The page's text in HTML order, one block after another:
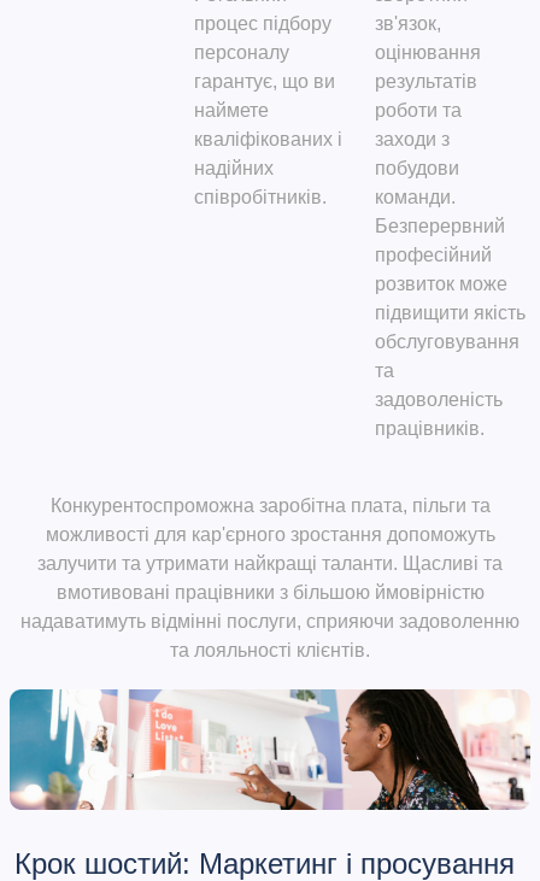
процес підбору
персоналу
гарантує, що ви
наймете
кваліфікованих і
надійних
співробітників.
зв'язок,
оцінювання
результатів
роботи та
заходи з
побудови
команди.
Безперервний
професійний
розвиток може
підвищити якість
обслуговування
та
задоволеність
працівників.
Конкурентоспроможна заробітна плата, пільги та
можливості для кар'єрного зростання допоможуть
залучити та утримати найкращі таланти. Щасливі та
вмотивовані працівники з більшою ймовірністю
надаватимуть відмінні послуги, сприяючи задоволенню
та лояльності клієнтів.
Крок шостий: Маркетинг і просування